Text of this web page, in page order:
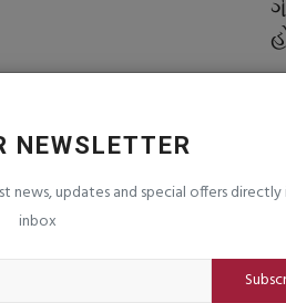
NEWSLETTER
news, updates and special offers directly
inbox
4, 2026 0